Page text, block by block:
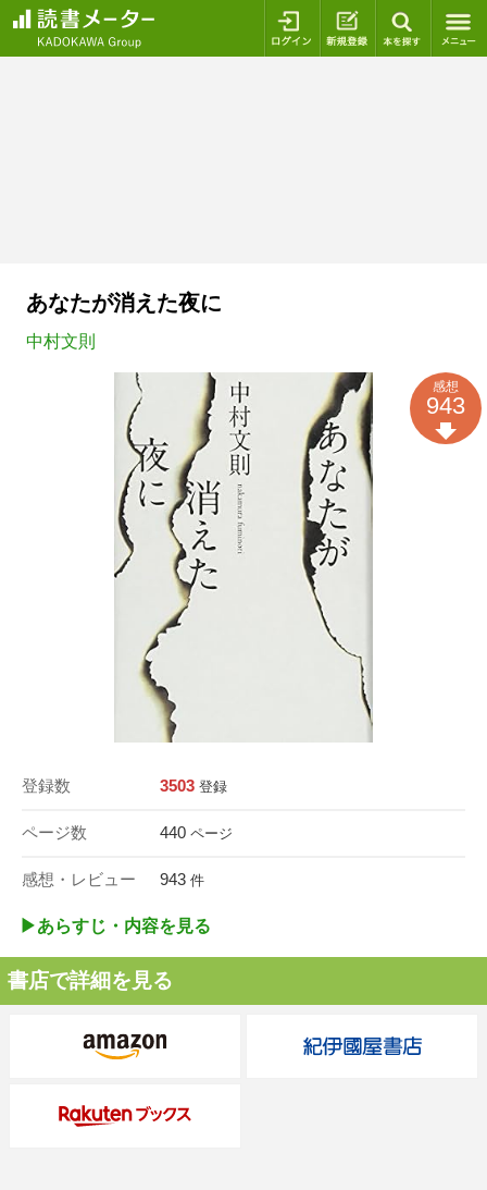
ログイン 新規登録
あなたが消えた夜に
中村文則
登録数 3503 登録
ページ数 440 ページ
感想・レビュー 943 件
感想
943
▶︎あらすじ・内容を見る
書店で詳細を見る